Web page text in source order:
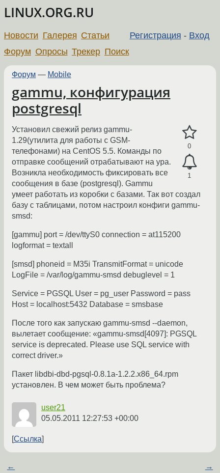
LINUX.ORG.RU
Регистрация - Вход
Новости Галерея Статьи
Форум Опросы Трекер Поиск
Форум — Mobile
gammu, конфигурация
postgresql
0
1
Установил свежий релиз gammu-
1.29(утилита для работы с GSM-
телефонами) на CentOS 5.5. Команды по
отправке сообщений отрабатывают на ура.
Возникла необходимость фиксировать все
сообщения в базе (postgresql). Gammu
умеет работать из коробки с базами. Так вот создал
базу с таблицами, потом настроил конфиги gammu-
smsd:
[gammu] port = /dev/ttyS0 connection = at115200
logformat = textall
[smsd] phoneid = M35i TransmitFormat = unicode
LogFile = /var/log/gammu-smsd debuglevel = 1
Service = PGSQL User = pg_user Password = pass
Host = localhost:5432 Database = smsbase
После того как запускаю gammu-smsd --daemon,
вылетает сообщение: «gammu-smsd[4097]: PGSQL
service is deprecated. Please use SQL service with
correct driver.»
Пакет libdbi-dbd-pgsql-0.8.1a-1.2.2.x86_64.rpm
установлен. В чем может быть проблема?
user21
05.05.2011 12:27:53 +00:00
Ссылка
← →